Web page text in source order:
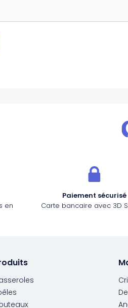
en
Paiement sécurisé
Carte bancaire avec 3D